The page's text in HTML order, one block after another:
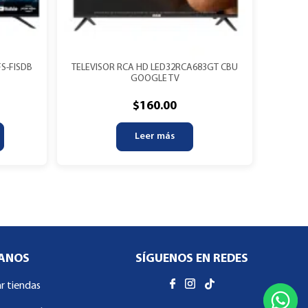
FISDB
TELEVISOR RCA HD LED32RCA683GT CBU
GOOGLE TV
$160.00
Leer más
tiendas
SÍGUENOS EN REDES